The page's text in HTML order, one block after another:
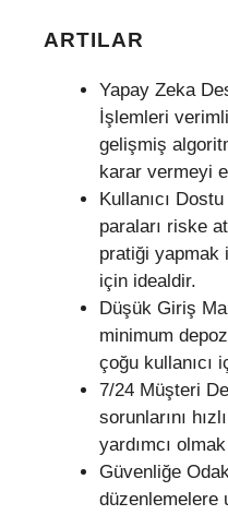
ARTILAR
Yapay Zeka
İşlemleri
gelişmiş
karar vermeyi
Kullanıcı
paraları riske
pratiği yapmak
için idealdir.
Düşük Giriş
minimum
çoğu kullanıcı
7/24 Müşteri
sorunlarını
yardımcı
Güvenliğe
düzenlemelere